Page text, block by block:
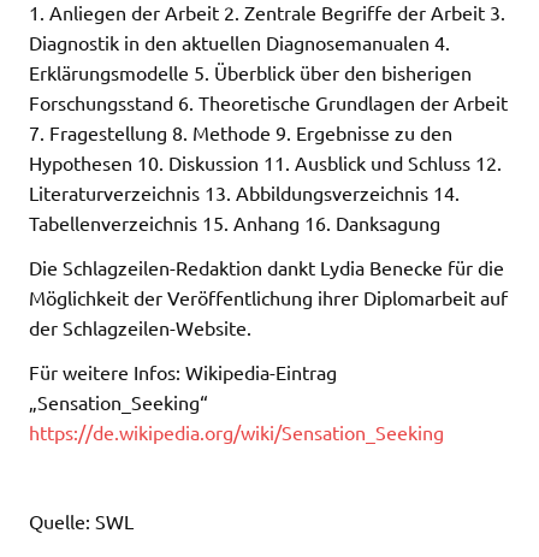
1. Anliegen der Arbeit 2. Zentrale Begriffe der Arbeit 3.
Diagnostik in den aktuellen Diagnosemanualen 4.
Erklärungsmodelle 5. Überblick über den bisherigen
Forschungsstand 6. Theoretische Grundlagen der Arbeit
7. Fragestellung 8. Methode 9. Ergebnisse zu den
Hypothesen 10. Diskussion 11. Ausblick und Schluss 12.
Literaturverzeichnis 13. Abbildungsverzeichnis 14.
Tabellenverzeichnis 15. Anhang 16. Danksagung
Die Schlagzeilen-Redaktion dankt Lydia Benecke für die
Möglichkeit der Veröffentlichung ihrer Diplomarbeit auf
der Schlagzeilen-Website.
Für weitere Infos: Wikipedia-Eintrag
„Sensation_Seeking“
https://de.wikipedia.org/wiki/Sensation_Seeking
Quelle: SWL